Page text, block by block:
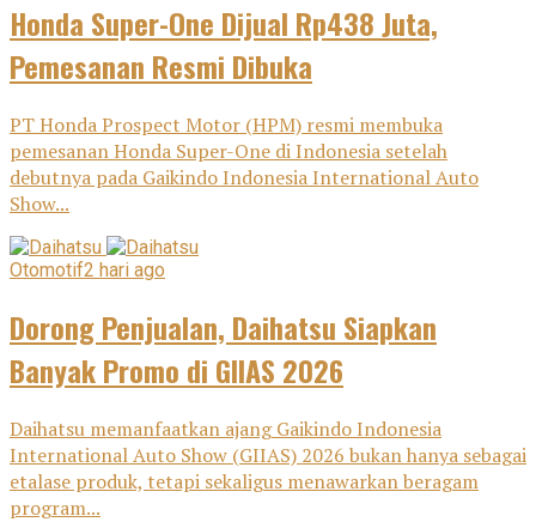
Honda Super-One Dijual Rp438 Juta,
Pemesanan Resmi Dibuka
PT Honda Prospect Motor (HPM) resmi membuka
pemesanan Honda Super-One di Indonesia setelah
debutnya pada Gaikindo Indonesia International Auto
Show...
Otomotif2 hari ago
Dorong Penjualan, Daihatsu Siapkan
Banyak Promo di GIIAS 2026
Daihatsu memanfaatkan ajang Gaikindo Indonesia
International Auto Show (GIIAS) 2026 bukan hanya sebagai
etalase produk, tetapi sekaligus menawarkan beragam
program...